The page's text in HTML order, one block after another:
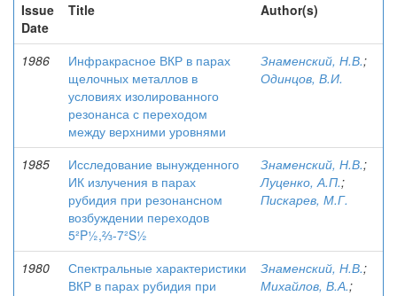
Issue
Date
Title Author(s)
1986
Инфракрасное ВКР в парах
щелочных металлов в
условиях изолированного
резонанса с переходом
между верхними уровнями
Знаменский, Н.В.;
Одинцов, В.И.
1985
Исследование вынужденного
ИК излучения в парах
рубидия при резонансном
возбуждении переходов
5²P½,⅔-7²S½
Знаменский, Н.В.;
Луценко, А.П.;
Пискарев, М.Г.
1980
Спектральные характеристики
ВКР в парах рубидия при
Знаменский, Н.В.;
Михайлов, В.А.;